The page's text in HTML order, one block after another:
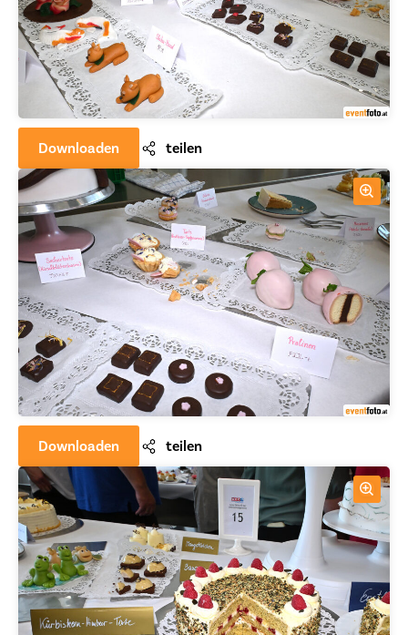
Downloaden teilen
Downloaden teilen